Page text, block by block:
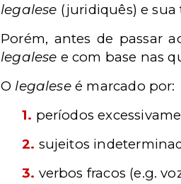
legalese (juridiquês) e sua
Porém, antes de passar
legalese e com base nas
O legaleseé marcado por:
1. períodos
2. sujeitos
3. verbos fracos (e.g.